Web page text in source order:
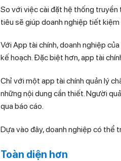
So với việc cài đặt hệ thống truyền
tiêu sẽ giúp doanh nghiệp tiết kiệm
Với App tài chính, doanh nghiệp
kế hoạch. Đặc biệt hơn, app tài
Chỉ với một app tài chính quản lý
những nội dung cần thiết. Người
qua báo cáo.
Dựa vào đây, doanh nghiệp có thể
Toàn diện hơn